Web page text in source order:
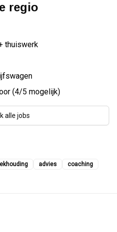
regio
thuiswerk
(4/5 mogelijk)
alle jobs
advies coaching